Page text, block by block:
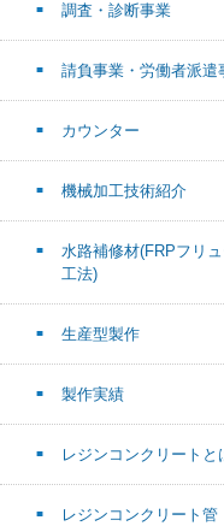
調査・診断事業
請負事業・労働者派遣
カウンター
機械加工技術紹介
水路補修材(FRPフリ
工法)
生産型製作
製作実績
レジンコンクリートと
レジンコンクリート管